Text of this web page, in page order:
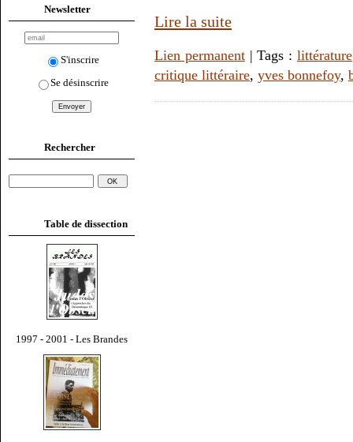
Newsletter
S'inscrire
Se désinscrire
Rechercher
Table de dissection
1997 - 2001 - Les Brandes
Lire la suite
Lien permanent| Tags : littérature
critique littéraire, yves bonnefoy,